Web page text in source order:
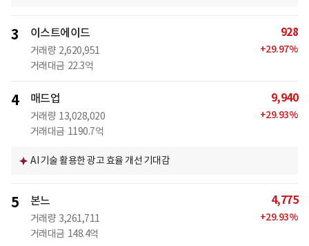
3 이스트에이드
거래량 2,620,951
거래대금 22.3억
928
+29.97%
4 매드업
거래량 13,028,020
거래대금 1190.7억
9,940
+29.93%
AI 기술 활용한 광고 효율 개선 기대감
5 본느
거래량 3,261,711
거래대금 148.4억
4,775
+29.93%